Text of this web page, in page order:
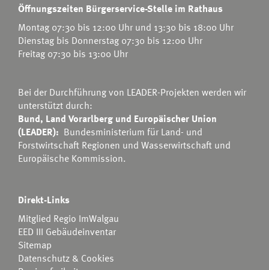
Öffnungszeiten Bürgerservice-Stelle im Rathaus
Montag 07:30 bis 12:00 Uhr und 13:30 bis 18:00 Uhr
Dienstag bis Donnerstag 07:30 bis 12:00 Uhr
Freitag 07:30 bis 13:00 Uhr
Bei der Durchführung von LEADER-Projekten werden wir
unterstützt durch:
Bund, Land Vorarlberg und Europäischer Union
(LEADER): Bundesministerium für Land- und
Forstwirtschaft Regionen und Wasserwirtschaft und
Europäische Kommission.
Direkt-Links
Mitglied Regio ImWalgau
EED III Gebäudeinventar
Sitemap
Datenschutz & Cookies